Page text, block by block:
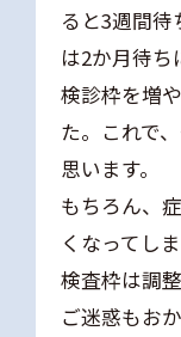
ると3週間
は2か月待ち
検診枠を増
た。これで
思います。
もちろん、
くなってし
検査枠は調
ご迷惑もお